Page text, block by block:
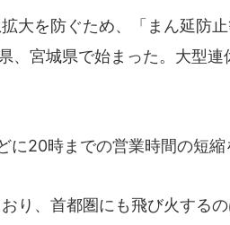
大を防ぐため、「まん延防
、宮城県で始まった。大型
20時までの営業時間の短縮
り、首都圏にも飛び火する